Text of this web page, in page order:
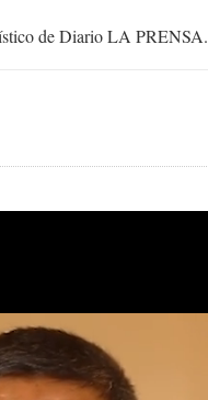
de Diario LA PRENSA.